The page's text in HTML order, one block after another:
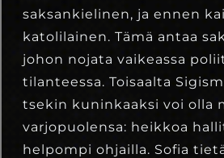
saksankielinen, ja ennen
katolilainen. Tämä antaa
johon nojata vaikeassa
tilanteessa. Toisaalta
tsekin kuninkaaksi voi olla
varjopuolensa: heikkoa
helpompi ohjailla. Sofia